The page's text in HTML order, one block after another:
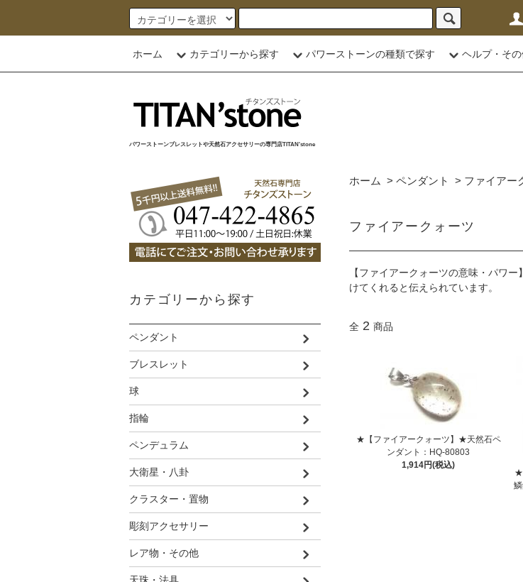
ホーム カテゴリーから探す パワーストーンの種類で探す ヘルプ・そ
パワーストーンブレスレットや天然石アクセサリーの専門店TITAN'stone
ホーム > ペンダント > ファイアー
ファイアークォーツ
【ファイアークォーツの意味・パワ
けてくれると伝えられています。
全 2 商品
★【ファイアークォーツ】★天然石ペ
ンダント：HQ-80803
1,914円(税込)
★
カテゴリーから探す
ペンダント
ブレスレット
球
指輪
ペンデュラム
大衛星・八卦
クラスター・置物
彫刻アクセサリー
レア物・その他